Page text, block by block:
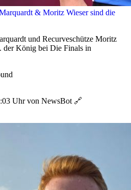
& Moritz Wieser sind die
und Recurveschütze Moritz
der König bei Die Finals in
Uhr von NewsBot 🔗